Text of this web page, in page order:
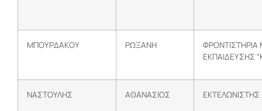
ΜΠΟΥΡΔΑΚΟΥ ΡΩΞΑΝΗ
ΕΚΠΑΙΔΕΥΣΗΣ
ΝΑΣΤΟΥΛΗΣ ΑΘΑΝΑΣΙΟΣ ΕΚΤΕΛΩΝΙΣΤΗΣ